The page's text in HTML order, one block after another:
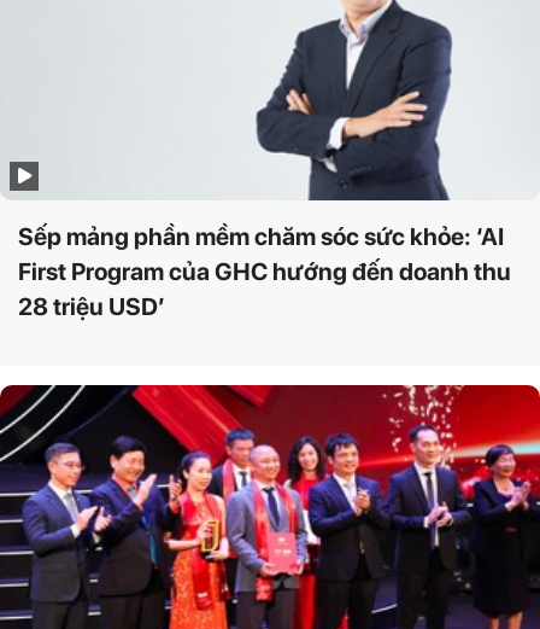
Sếp mảng phần mềm chăm sóc sức khỏe: ‘AI
First Program của GHC hướng đến doanh thu
28 triệu USD’